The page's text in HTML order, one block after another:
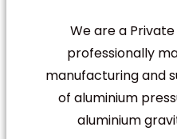
We are a
professionally
manufacturing and
of aluminium
aluminium